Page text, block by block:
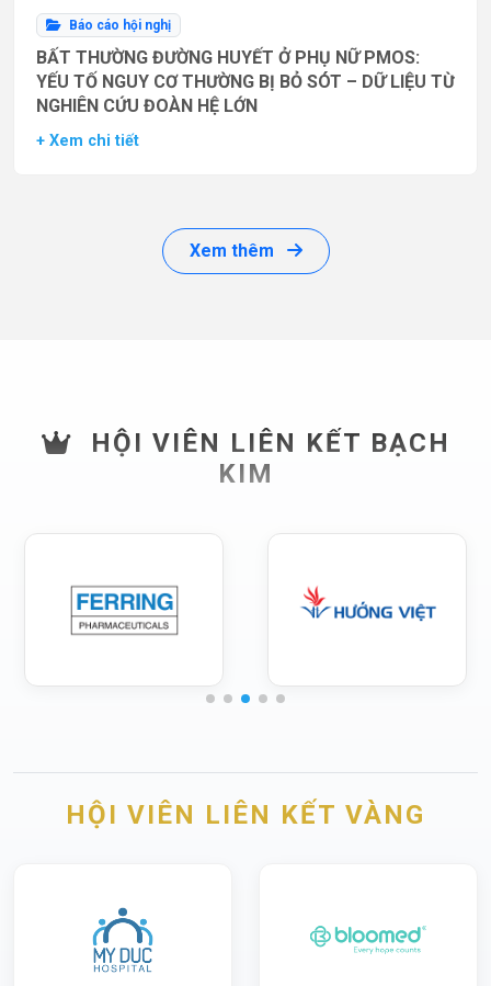
Báo cáo hội nghị
BẤT THƯỜNG ĐƯỜNG HUYẾT Ở PHỤ NỮ PMOS:
YẾU TỐ NGUY CƠ THƯỜNG BỊ BỎ SÓT – DỮ LIỆU TỪ
NGHIÊN CỨU ĐOÀN HỆ LỚN
+ Xem chi tiết
Xem thêm
HỘI VIÊN LIÊN KẾT BẠCH
KIM
HỘI VIÊN LIÊN KẾT VÀNG